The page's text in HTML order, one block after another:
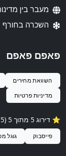
מעבר בין
השכרה בחורף
פאפם פאפם
השוואת מחירים
מדיניות פרטיות
⭐️ דירוג 5 מתוך 5 (15 ביקורות)
פייסבוק גוגל